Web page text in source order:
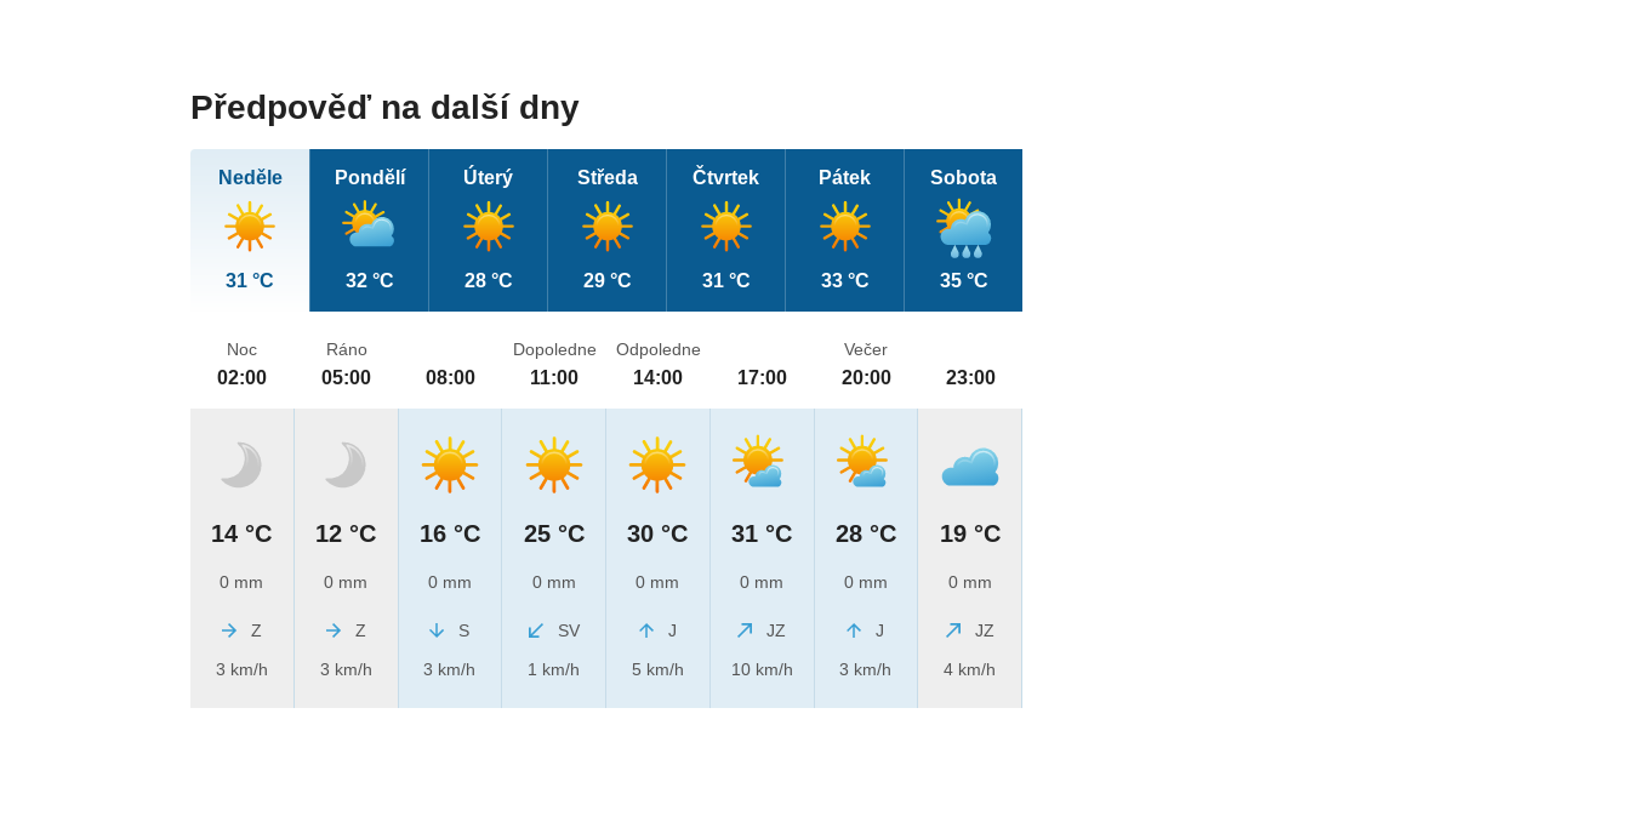
Předpověď na další dny
Neděle
31 °C
Pondělí
32 °C
Úterý
28 °C
Středa
29 °C
Čtvrtek
31 °C
Pátek
33 °C
Sobota
35 °C
Noc
02:00
14 °C
0 mm
Z
3 km/h
Ráno
05:00
12 °C
0 mm
Z
3 km/h
08:00
16 °C
0 mm
S
3 km/h
Dopoledne
11:00
25 °C
0 mm
SV
1 km/h
Odpoledne
14:00
30 °C
0 mm
J
5 km/h
17:00
31 °C
0 mm
JZ
10 km/h
Večer
20:00
28 °C
0 mm
J
3 km/h
23:00
19 °C
0 mm
JZ
4 km/h